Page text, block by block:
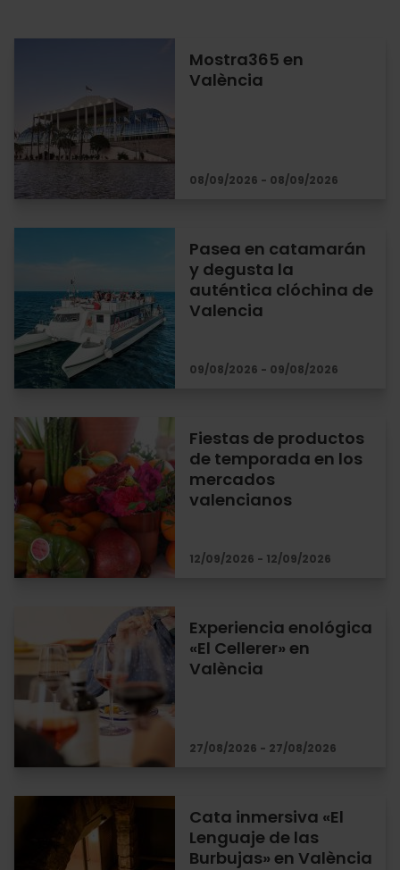
Mostra365 en
València
08/09/2026 - 08/09/2026
Pasea en catamarán
y degusta la
auténtica clóchina de
Valencia
09/08/2026 - 09/08/2026
Fiestas de productos
de temporada en los
mercados
valencianos
12/09/2026 - 12/09/2026
Experiencia enológica
«El Cellerer» en
València
27/08/2026 - 27/08/2026
Cata inmersiva «El
Lenguaje de las
Burbujas» en València